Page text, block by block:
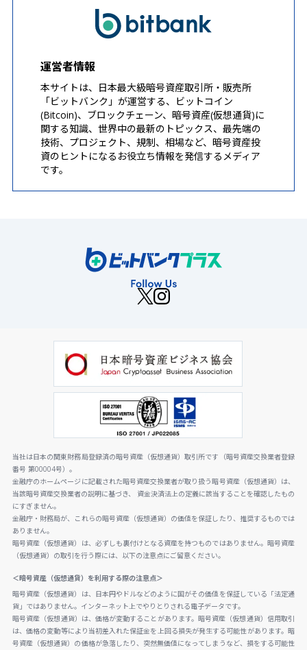
運営者情報
本サイトは、日本最大級暗号資産取引所・販売所
「ビットバンク」が運営する、ビットコイン
(Bitcoin)、ブロックチェーン、暗号資産(仮想通貨)に
関する知識、世界中の最新のトピックス、最先端の
技術、プロジェクト、規制、相場など、暗号資産投
資のヒントになるお役立ち情報を発信するメディア
です。
当社は日本の関東財務局登録済の暗号資産（仮想通貨）取引所です（暗号資産交換業者登録
番号 第00004号）。
金融庁のホームページに記載された暗号資産交換業者が取り扱う暗号資産（仮想通貨）は、
当該暗号資産交換業者の説明に基づき、 資金決済法上の定義に該当することを確認したもの
にすぎません。
金融庁・財務局が、これらの暗号資産（仮想通貨）の価値を保証したり、推奨するものでは
ありません。
暗号資産（仮想通貨）は、必ずしも裏付けとなる資産を持つものではありません。暗号資産
（仮想通貨）の取引を行う際には、以下の注意点にご留意ください。
＜暗号資産（仮想通貨）を利用する際の注意点＞
暗号資産（仮想通貨）は、日本円やドルなどのように国がその価値を保証している「法定通
貨」ではありません。インターネット上でやりとりされる電子データです。
暗号資産（仮想通貨）は、価格が変動することがあります。暗号資産（仮想通貨）信用取引
は、価格の変動等により当初差入れた保証金を上回る損失が発生する可能性があります。暗
号資産（仮想通貨）の価格が急落したり、突然無価値になってしまうなど、損をする可能性